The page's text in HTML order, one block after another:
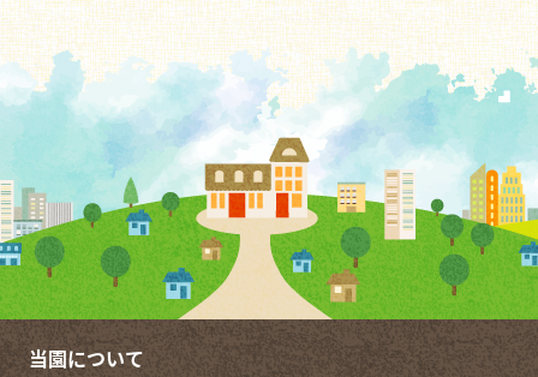
当園について